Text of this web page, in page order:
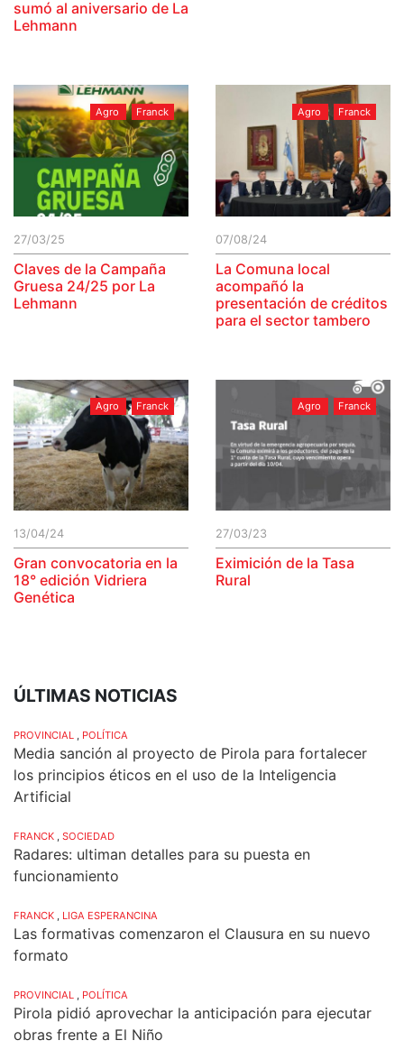
sumó al aniversario de La
Lehmann
Agro Franck
27/03/25
Claves de la Campaña
Gruesa 24/25 por La
Lehmann
Agro Franck
07/08/24
La Comuna local
acompañó la
presentación de créditos
para el sector tambero
Agro Franck
13/04/24
Gran convocatoria en la
18° edición Vidriera
Genética
Agro Franck
27/03/23
Eximición de la Tasa
Rural
ÚLTIMAS NOTICIAS
PROVINCIAL POLÍTICA
Media sanción al proyecto de Pirola para fortalecer
los principios éticos en el uso de la Inteligencia
Artificial
FRANCK SOCIEDAD
Radares: ultiman detalles para su puesta en
funcionamiento
FRANCK LIGA ESPERANCINA
Las formativas comenzaron el Clausura en su nuevo
formato
PROVINCIAL POLÍTICA
Pirola pidió aprovechar la anticipación para ejecutar
obras frente a El Niño